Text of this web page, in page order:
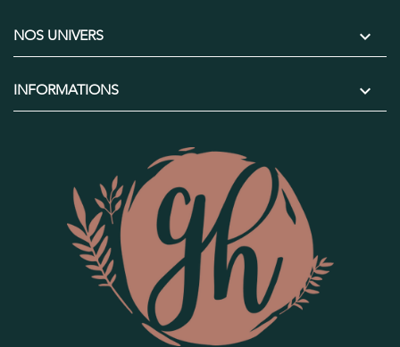
NOS UNIVERS 
INFORMATIONS 